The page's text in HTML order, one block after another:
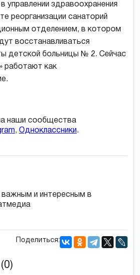
управлении здравоохранения
реорганизации санаторий
отделением, в котором
восстанавливаться
детской больницы № 2. Сейчас
работают как
наши сообщества
, Одноклассники.
и интересным в
Поделиться: